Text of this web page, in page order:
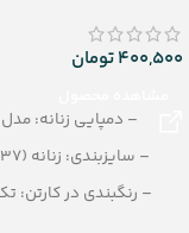
400,500تومان
– دمپایی زنانه: مدل
– سایزبندی: زنانه (37-40)
– رنگبندی در کارتن: